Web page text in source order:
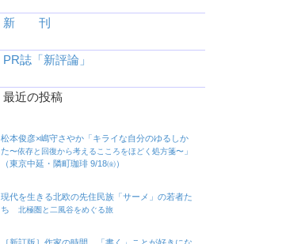
新 刊
PR誌「新評論」
最近の投稿
松本俊彦×嶋守さやか「キライな自分のゆるしか
た〜依存と回復から考えるこころをほどく処方箋〜」
（東京中延・隣町珈琲 9/18㈮）
現代を生きる北欧の先住民族「サーメ」の若者た
ち 北極圏と二風谷をめぐる旅